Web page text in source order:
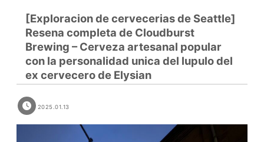
[Exploracion de cervecerias de Seattle]
Resena completa de Cloudburst
Brewing – Cerveza artesanal popular
con la personalidad unica del lupulo del
ex cervecero de Elysian
2025.01.13